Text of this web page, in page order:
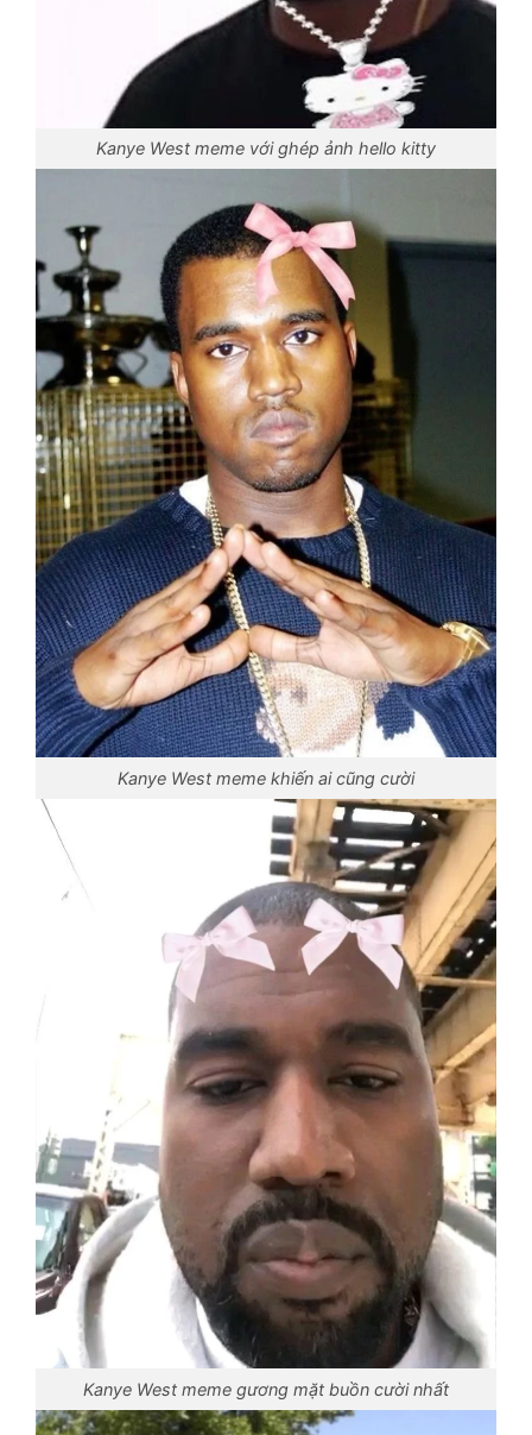
Kanye West meme với ghép ảnh hello kitty
Kanye West meme khiến ai cũng cười
Kanye West meme gương mặt buồn cười nhất